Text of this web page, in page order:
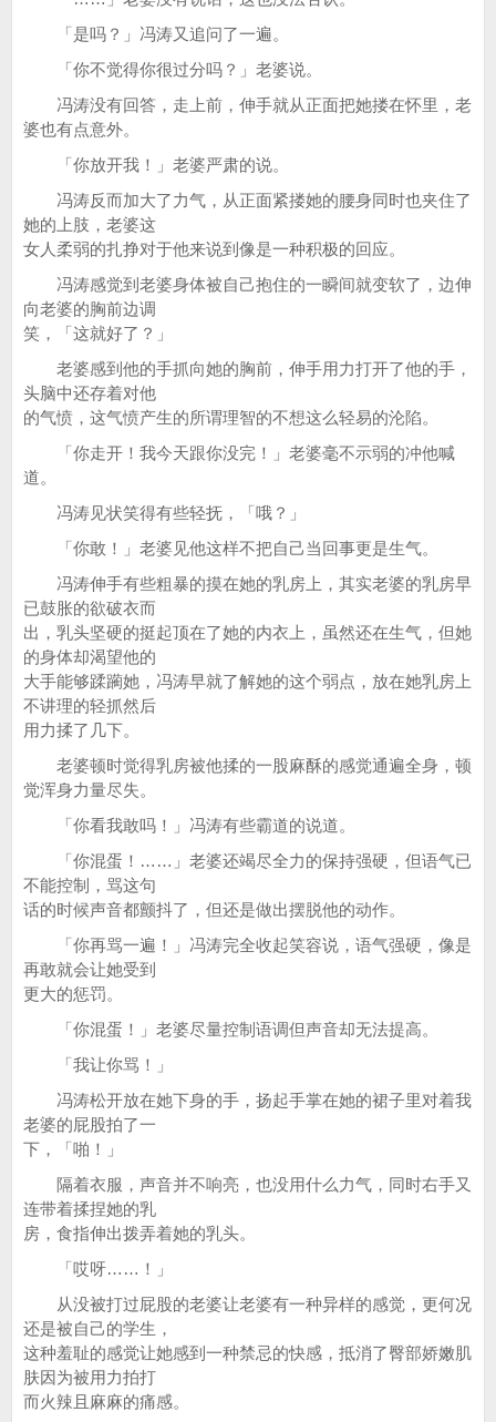
「是吗？」冯涛又追问了一遍。
「你不觉得你很过分吗？」老婆说。
冯涛没有回答，走上前，伸手就从正面把她搂在怀里，老
婆也有点意外。
「你放开我！」老婆严肃的说。
冯涛反而加大了力气，从正面紧搂她的腰身同时也夹住了
她的上肢，老婆这
女人柔弱的扎挣对于他来说到像是一种积极的回应。
冯涛感觉到老婆身体被自己抱住的一瞬间就变软了，边伸
向老婆的胸前边调
笑，「这就好了？」
老婆感到他的手抓向她的胸前，伸手用力打开了他的手，
头脑中还存着对他
的气愤，这气愤产生的所谓理智的不想这么轻易的沦陷。
「你走开！我今天跟你没完！」老婆毫不示弱的冲他喊
道。
冯涛见状笑得有些轻抚，「哦？」
「你敢！」老婆见他这样不把自己当回事更是生气。
冯涛伸手有些粗暴的摸在她的乳房上，其实老婆的乳房早
已鼓胀的欲破衣而
出，乳头坚硬的挺起顶在了她的内衣上，虽然还在生气，但她
的身体却渴望他的
大手能够蹂躏她，冯涛早就了解她的这个弱点，放在她乳房上
不讲理的轻抓然后
用力揉了几下。
老婆顿时觉得乳房被他揉的一股麻酥的感觉通遍全身，顿
觉浑身力量尽失。
「你看我敢吗！」冯涛有些霸道的说道。
「你混蛋！……」老婆还竭尽全力的保持强硬，但语气已
不能控制，骂这句
话的时候声音都颤抖了，但还是做出摆脱他的动作。
「你再骂一遍！」冯涛完全收起笑容说，语气强硬，像是
再敢就会让她受到
更大的惩罚。
「你混蛋！」老婆尽量控制语调但声音却无法提高。
「我让你骂！」
冯涛松开放在她下身的手，扬起手掌在她的裙子里对着我
老婆的屁股拍了一
下，「啪！」
隔着衣服，声音并不响亮，也没用什么力气，同时右手又
连带着揉捏她的乳
房，食指伸出拨弄着她的乳头。
「哎呀……！」
从没被打过屁股的老婆让老婆有一种异样的感觉，更何况
还是被自己的学生，
这种羞耻的感觉让她感到一种禁忌的快感，抵消了臀部娇嫩肌
肤因为被用力拍打
而火辣且麻麻的痛感。